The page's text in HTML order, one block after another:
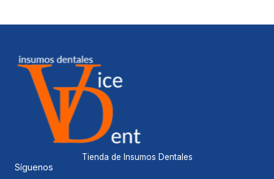
Tienda de Insumos Dentales
Síguenos